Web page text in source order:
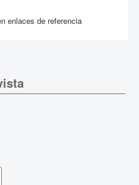
enlaces de referencia